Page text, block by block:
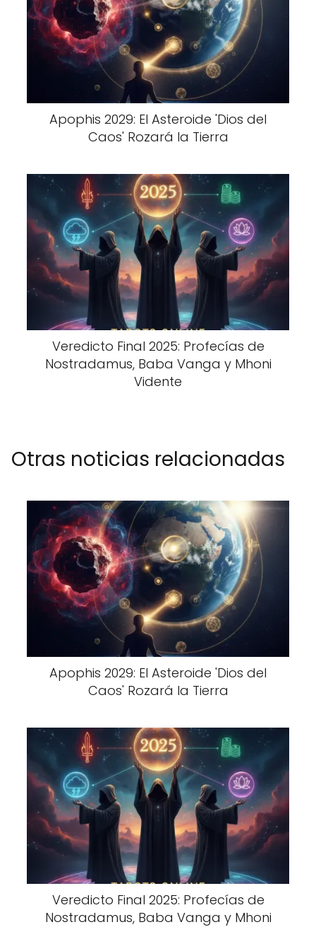
Apophis 2029: El Asteroide 'Dios del
Caos' Rozará la Tierra
Veredicto Final 2025: Profecías de
Nostradamus, Baba Vanga y Mhoni
Vidente
Otras noticias relacionadas
Apophis 2029: El Asteroide 'Dios del
Caos' Rozará la Tierra
Veredicto Final 2025: Profecías de
Nostradamus, Baba Vanga y Mhoni